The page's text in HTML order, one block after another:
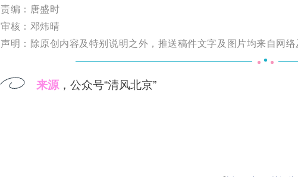
责编：唐盛时
审核：邓炜晴
声明 ： 除原创内容及特别说明之外，推送稿件文字及图片均来自网
来源，公众号“清风北京”